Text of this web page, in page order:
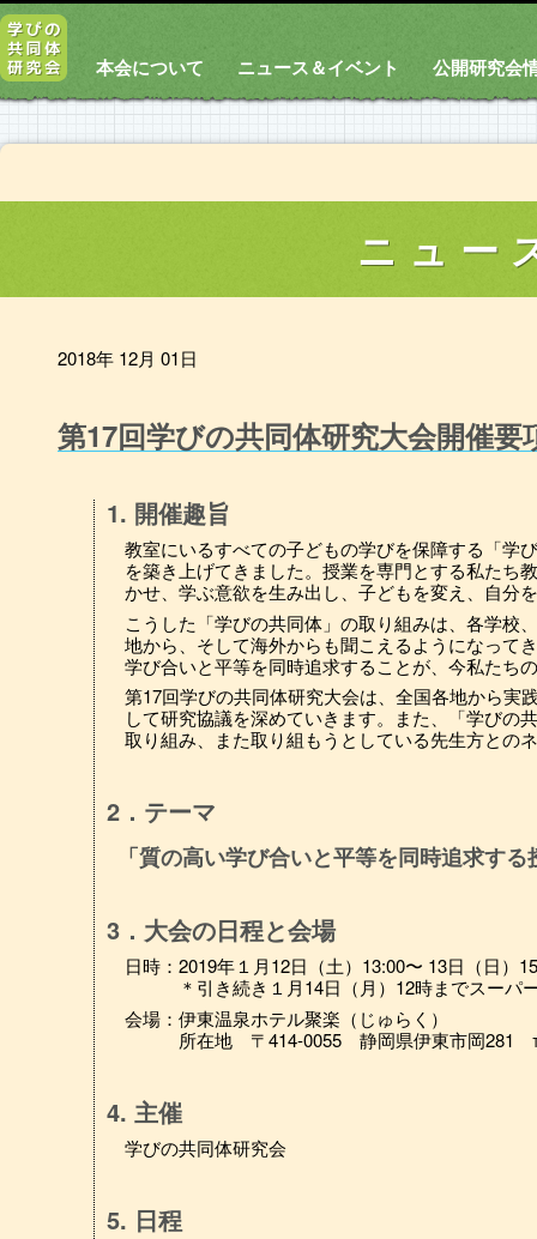
本会について ニュース＆イベント 公開研究会
ニュー
2018年 12月 01日
第17回学びの共同体研究大会開催要
1. 開催趣旨
教室にいるすべての子どもの学びを保障する「学
を築き上げてきました。授業を専門とする私たち
かせ、学ぶ意欲を生み出し、子どもを変え、自分
こうした「学びの共同体」の取り組みは、各学校
地から、そして海外からも聞こえるようになって
学び合いと平等を同時追求することが、今私たち
第17回学びの共同体研究大会は、全国各地から実
して研究協議を深めていきます。また、「学びの
取り組み、また取り組もうとしている先生方との
2．テーマ
「質の高い学び合いと平等を同時追求す
3．大会の日程と会場
日時：2019年１月12日（土）13:00〜 13日（日）
＊引き続き１月14日（月）12時までスーパ
会場：伊東温泉ホテル聚楽（じゅらく）
所在地 〒414-0055 静岡県伊東市岡281
4. 主催
学びの共同体研究会
5. 日程